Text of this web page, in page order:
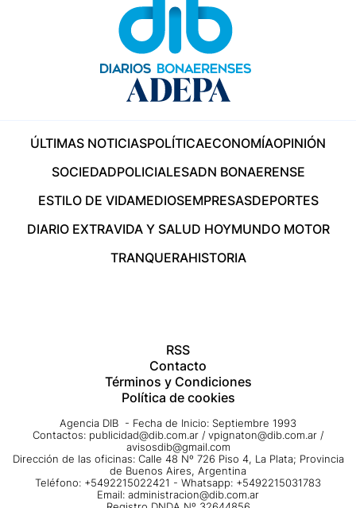
ÚLTIMAS NOTICIASPOLÍTICAECONOMÍAOPINIÓN
SOCIEDADPOLICIALESADN BONAERENSE
ESTILO DE VIDAMEDIOSEMPRESASDEPORTES
DIARIO EXTRAVIDA Y SALUD HOYMUNDO MOTOR
TRANQUERAHISTORIA
RSS
Contacto
Términos y Condiciones
Política de cookies
Agencia DIB - Fecha de Inicio: Septiembre 1993
Contactos: publicidad@dib.com.ar / vpignaton@dib.com.ar /
avisosdib@gmail.com
Dirección de las oficinas: Calle 48 Nº 726 Piso 4, La Plata; Provincia
de Buenos Aires, Argentina
Teléfono: +5492215022421 - Whatsapp: +5492215031783
Email: administracion@dib.com.ar